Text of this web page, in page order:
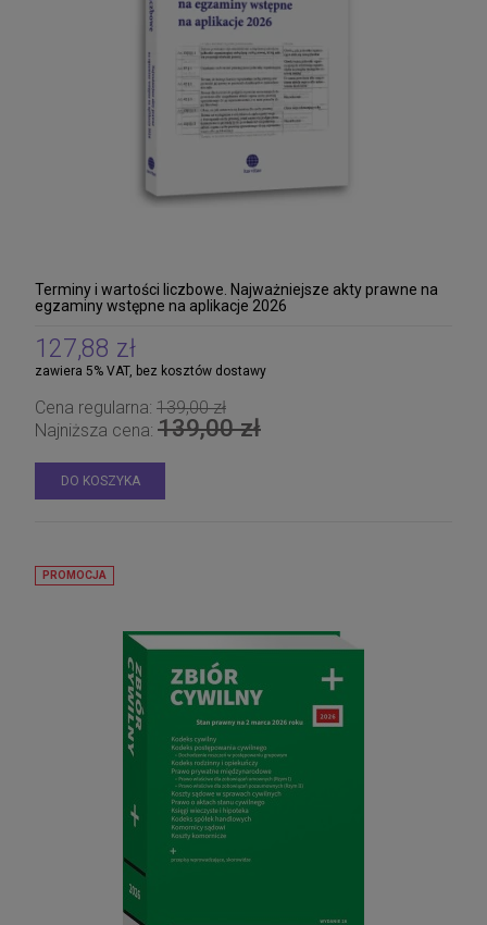
Terminy i wartości liczbowe. Najważniejsze akty prawne na
egzaminy wstępne na aplikacje 2026
127,88 zł
zawiera 5% VAT, bez kosztów dostawy
Cena regularna: 139,00 zł
Najniższa cena: 139,00 zł
DO KOSZYKA
PROMOCJA